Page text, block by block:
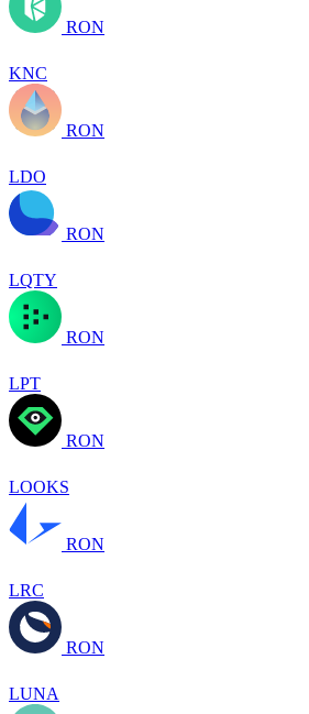
RON
KNC
RON
LDO
RON
LQTY
RON
LPT
RON
LOOKS
RON
LRC
RON
LUNA